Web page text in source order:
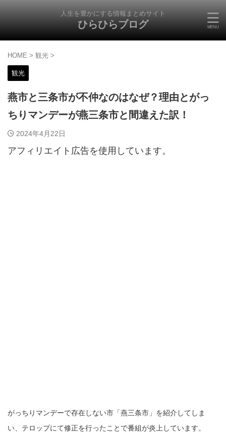
人生を豊かにする情報まとめサイト
ひらひらブログ
HOME > 観光 >
観光
燕市と三条市が不仲なのはなぜ？理由とがっ
ちりマンデーが燕三条市と間違えた訳！
2024年4月22日
アフィリエイト広告を使用しています。
がっちりマンデーで存在しない市「燕三条市」を紹介してしま
い、テロップにて修正を行ったことで番組が炎上しています。